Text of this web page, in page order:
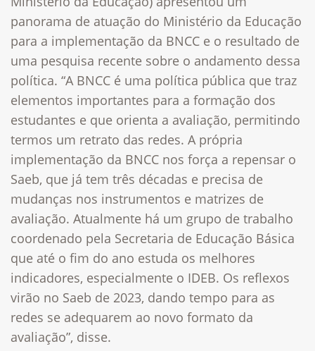
panorama de atuação do Ministério da Educação
para a implementação da BNCC e o resultado de
uma pesquisa recente sobre o andamento dessa
política. “A BNCC é uma política pública que traz
elementos importantes para a formação dos
estudantes e que orienta a avaliação, permitindo
termos um retrato das redes. A própria
implementação da BNCC nos força a repensar o
Saeb, que já tem três décadas e precisa de
mudanças nos instrumentos e matrizes de
avaliação. Atualmente há um grupo de trabalho
coordenado pela Secretaria de Educação Básica
que até o fim do ano estuda os melhores
indicadores, especialmente o IDEB. Os reflexos
virão no Saeb de 2023, dando tempo para as
redes se adequarem ao novo formato da
avaliação”, disse.